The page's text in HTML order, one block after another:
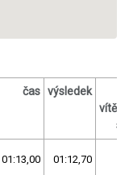
čas výsledek
s
01:13,00 01:12,70